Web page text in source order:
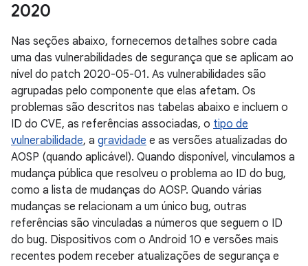
2020
Nas seções abaixo, fornecemos detalhes sobre cada
uma das vulnerabilidades de segurança que se aplicam ao
nível do patch 2020-05-01. As vulnerabilidades são
agrupadas pelo componente que elas afetam. Os
problemas são descritos nas tabelas abaixo e incluem o
ID do CVE, as referências associadas, o tipo de
vulnerabilidade, a gravidade e as versões atualizadas do
AOSP (quando aplicável). Quando disponível, vinculamos a
mudança pública que resolveu o problema ao ID do bug,
como a lista de mudanças do AOSP. Quando várias
mudanças se relacionam a um único bug, outras
referências são vinculadas a números que seguem o ID
do bug. Dispositivos com o Android 10 e versões mais
recentes podem receber atualizações de segurança e